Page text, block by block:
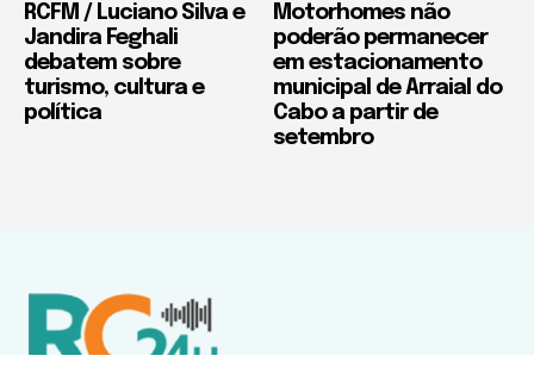
RCFM / Luciano Silva e
Jandira Feghali
debatem sobre
turismo, cultura e
política
Motorhomes não
poderão permanecer
em estacionamento
municipal de Arraial do
Cabo a partir de
setembro